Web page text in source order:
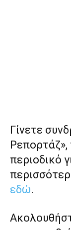
Γίνετε
Ρεπορτάζ»,
περιοδικό
εδώ.